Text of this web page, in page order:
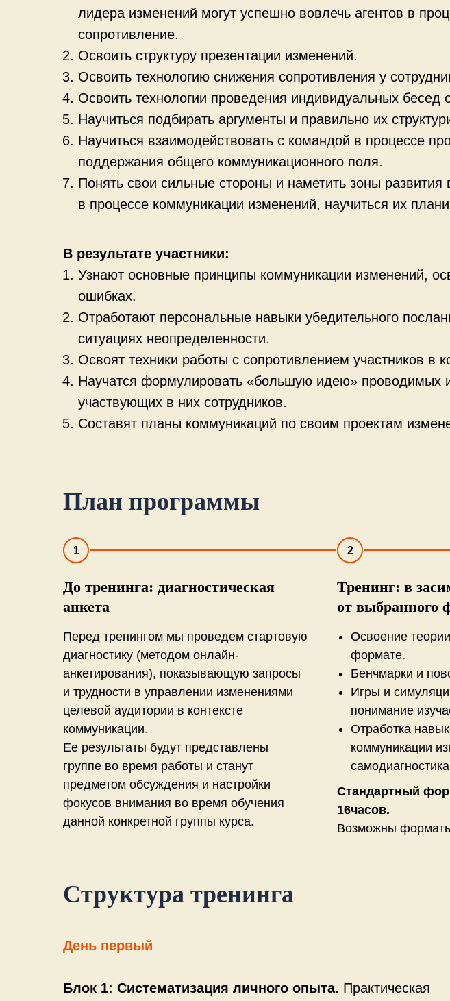
лидера изменений могут успешно вовлечь агентов в
сопротивление.
Освоить структуру презентации изменений.
Освоить технологию снижения сопротивления у
Освоить технологии проведения индивидуальных
Научиться подбирать аргументы и правильно их
Научиться взаимодействовать с командой в процессе
поддержания общего коммуникационного поля.
Понять свои сильные стороны и наметить зоны
в процессе коммуникации изменений, научиться их
В результате участники:
Узнают основные принципы коммуникации изменений,
ошибках.
Отработают персональные навыки убедительного
ситуациях неопределенности.
Освоят техники работы с сопротивлением участников
Научатся формулировать «большую идею» проводимых
участвующих в них сотрудников.
Составят планы коммуникаций по своим проектам
План программы
До тренинга: диагностическая
анкета
Перед тренингом мы проведем стартовую
диагностику (методом онлайн-
анкетирования), показывающую запросы
и трудности в управлении изменениями
целевой аудитории в контексте
коммуникации.
Ее результаты будут представлены
группе во время работы и станут
предметом обсуждения и настройки
фокусов внимания во время обучения
данной конкретной группы курса.
Тренинг: в
от выбранного
Освоение
формате.
Бенчмарки и
Игры и
понимание
Отработка
коммуникации
Стандартный
16часов.
Возможны
Структура тренинга
День первый
Блок 1: Систематизация личного опыта. Практическая